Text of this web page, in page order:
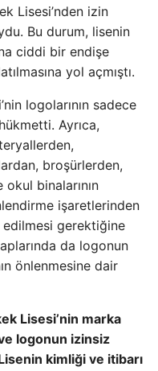
Lisesi’nden izin
Bu durum, lisenin
ciddi bir endişe
yol açmıştı.
logolarının sadece
Ayrıca,
broşürlerden,
binalarının
işaretlerinden
edilmesi gerektiğine
da logonun
önlenmesine dair
Lisesi’nin marka
ve logonun izinsiz
kimliği ve itibarı